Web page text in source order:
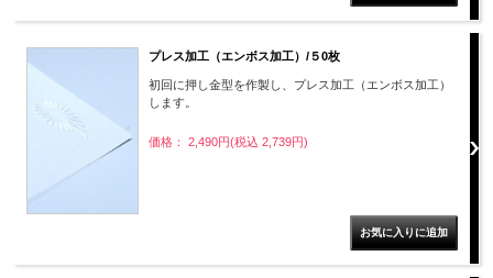
プレス加工（エンボス加工）/５0枚
初回に押し金型を作製し、プレス加工（エンボス加工）
します。
価格： 2,490円(税込 2,739円)